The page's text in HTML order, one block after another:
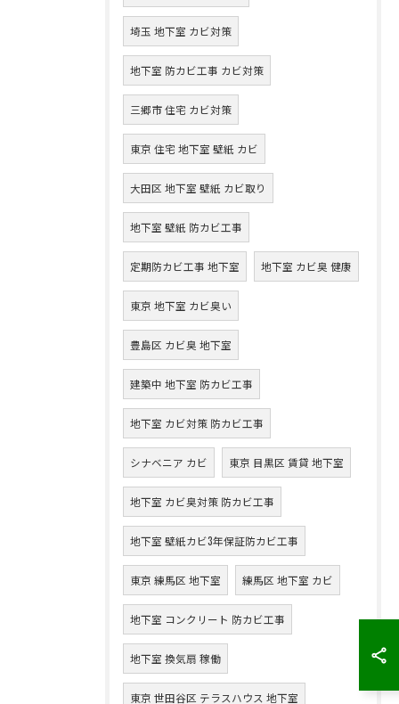
埼玉 地下室 カビ対策
地下室 防カビ工事 カビ対策
三郷市 住宅 カビ対策
東京 住宅 地下室 壁紙 カビ
大田区 地下室 壁紙 カビ取り
地下室 壁紙 防カビ工事
定期防カビ工事 地下室 地下室 カビ臭 健康
東京 地下室 カビ臭い
豊島区 カビ臭 地下室
建築中 地下室 防カビ工事
地下室 カビ対策 防カビ工事
シナベニア カビ 東京 目黒区 賃貸 地下室
地下室 カビ臭対策 防カビ工事
地下室 壁紙カビ3年保証防カビ工事
東京 練馬区 地下室 練馬区 地下室 カビ
地下室 コンクリート 防カビ工事
地下室 換気扇 稼働
東京 世田谷区 テラスハウス 地下室